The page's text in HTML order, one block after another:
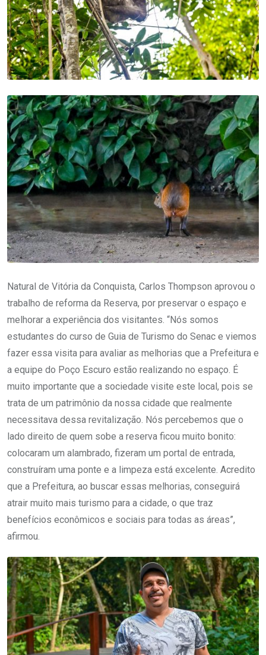
Natural de Vitória da Conquista, Carlos Thompson aprovou o
trabalho de reforma da Reserva, por preservar o espaço e
melhorar a experiência dos visitantes. “Nós somos
estudantes do curso de Guia de Turismo do Senac e viemos
fazer essa visita para avaliar as melhorias que a Prefeitura e
a equipe do Poço Escuro estão realizando no espaço. É
muito importante que a sociedade visite este local, pois se
trata de um patrimônio da nossa cidade que realmente
necessitava dessa revitalização. Nós percebemos que o
lado direito de quem sobe a reserva ficou muito bonito:
colocaram um alambrado, fizeram um portal de entrada,
construíram uma ponte e a limpeza está excelente. Acredito
que a Prefeitura, ao buscar essas melhorias, conseguirá
atrair muito mais turismo para a cidade, o que traz
benefícios econômicos e sociais para todas as áreas”,
afirmou.